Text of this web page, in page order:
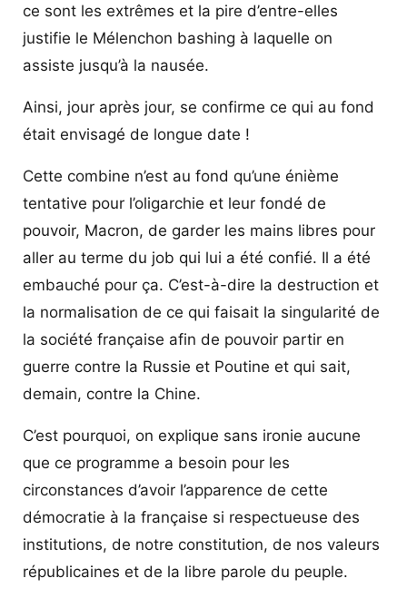
ce sont les extrêmes et la pire d’entre-elles
justifie le Mélenchon bashing à laquelle on
assiste jusqu’à la nausée.
Ainsi, jour après jour, se confirme ce qui au fond
était envisagé de longue date !
Cette combine n’est au fond qu’une énième
tentative pour l’oligarchie et leur fondé de
pouvoir, Macron, de garder les mains libres pour
aller au terme du job qui lui a été confié. Il a été
embauché pour ça. C’est-à-dire la destruction et
la normalisation de ce qui faisait la singularité de
la société française afin de pouvoir partir en
guerre contre la Russie et Poutine et qui sait,
demain, contre la Chine.
C’est pourquoi, on explique sans ironie aucune
que ce programme a besoin pour les
circonstances d’avoir l’apparence de cette
démocratie à la française si respectueuse des
institutions, de notre constitution, de nos valeurs
républicaines et de la libre parole du peuple.